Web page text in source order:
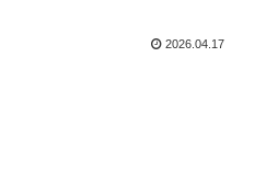
2026.04.17